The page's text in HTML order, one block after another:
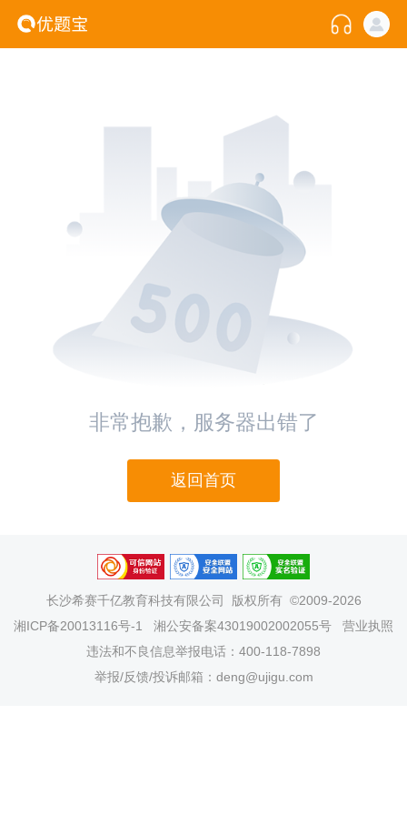
非常抱歉，服务器出错了
返回首页
长沙希赛千亿教育科技有限公司
版权所有 ©2009-2026
湘ICP备20013116号-1
湘公安备案43019002002055号
营业执照
违法和不良信息举报电话：400-118-7898
举报/反馈/投诉邮箱：deng@ujigu.com